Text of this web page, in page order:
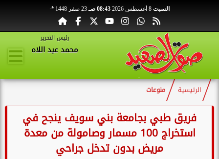
السبت 8 أغسطس 2026 08:43 صـ 23 صفر 1448 هـ
رئيس التحرير
محمد عبد اللاه
الرئيسية منوعات
فريق طبي بجامعة بني سويف ينجح في
استخراج 100 مسمار وصامولة من معدة
مريض بدون تدخل جراحي